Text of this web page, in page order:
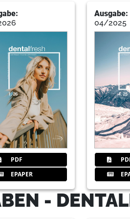
PDF
EPAPER
Ausgabe:
04/2025
-